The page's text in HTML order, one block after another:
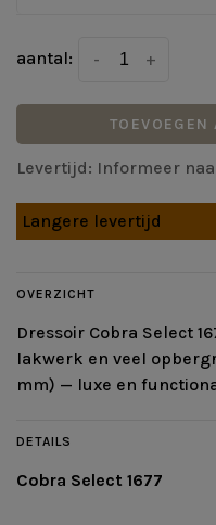
aantal: +
-
Levertijd: Informeer
Langere levertijd
OVERZICHT
Dressoir Cobra Select
lakwerk en veel
mm) — luxe en
DETAILS
Cobra Select 1677